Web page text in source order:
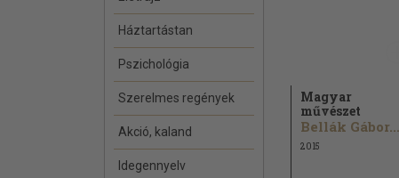
Háztartástan
Pszichológia
Szerelmes regények
Akció, kaland
Idegennyelv
Magyar
művészet
Bellák Gábor...
2015